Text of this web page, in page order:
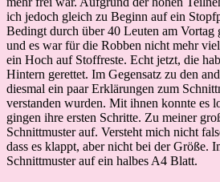
ich jedoch gleich zu Beginn auf ein
Bedingt durch über 40 Leuten am
und es war für die Robben nicht mehr
ein Hoch auf Stoffreste. Echt jetzt, die
Hintern gerettet. Im Gegensatz zu den
diesmal ein paar Erklärungen zum
verstanden wurden. Mit ihnen konnte es
gingen ihre ersten Schritte. Zu meiner
Schnittmuster auf. Versteht mich nicht
dass es klappt, aber nicht bei der Größe.
Schnittmuster auf ein halbes A4 Blatt.